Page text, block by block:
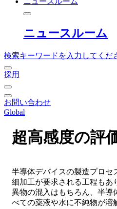
ニュースルーム
検索キーワードを入力してくだ
採用
お問い合わせ
Global
超高感度の評
半導体デバイスの製造プロセ
細加工が要求される工程もあ
異物の混入はもちろん、半導
べての薬液や水に不純物が溶